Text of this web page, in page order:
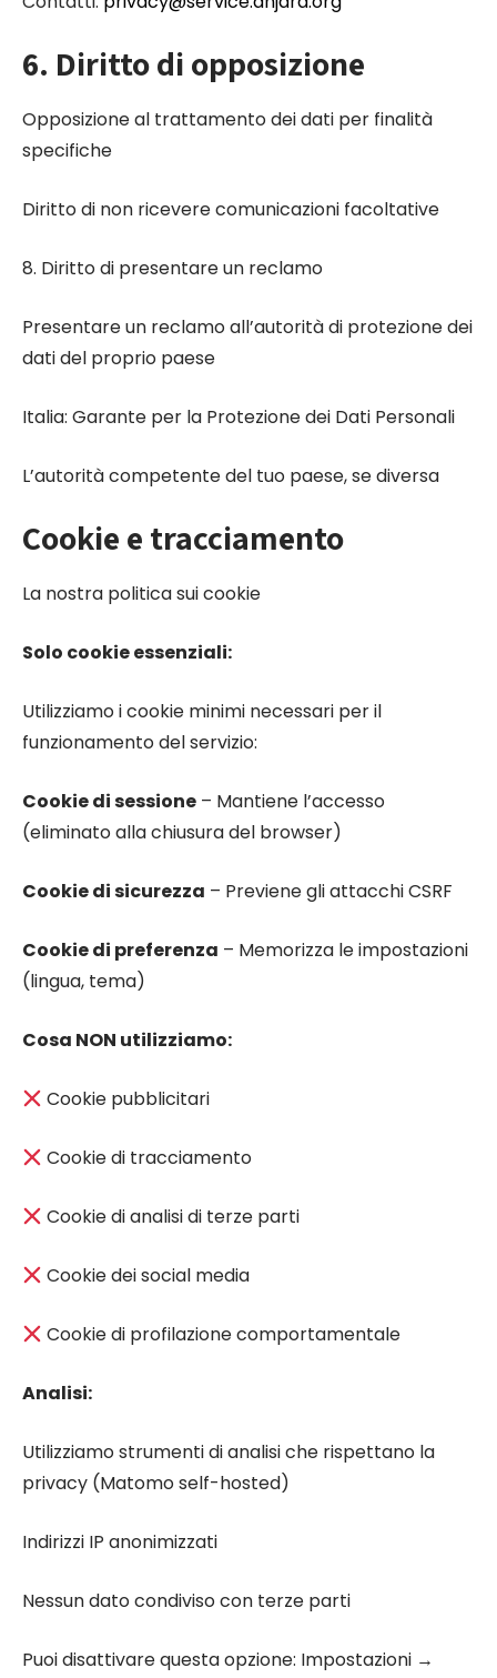
6. Diritto di opposizione
Opposizione al trattamento dei dati per finalità
specifiche
Diritto di non ricevere comunicazioni facoltative
8. Diritto di presentare un reclamo
Presentare un reclamo all’autorità di protezione dei
dati del proprio paese
Italia: Garante per la Protezione dei Dati Personali
L’autorità competente del tuo paese, se diversa
Cookie e tracciamento
La nostra politica sui cookie
Solo cookie essenziali:
Utilizziamo i cookie minimi necessari per il
funzionamento del servizio:
Cookie di sessione – Mantiene l’accesso
(eliminato alla chiusura del browser)
Cookie di sicurezza – Previene gli attacchi CSRF
Cookie di preferenza – Memorizza le impostazioni
(lingua, tema)
Cosa NON utilizziamo:
Cookie pubblicitari
Cookie di tracciamento
Cookie di analisi di terze parti
Cookie dei social media
Cookie di profilazione comportamentale
Analisi:
Utilizziamo strumenti di analisi che rispettano la
privacy (Matomo self-hosted)
Indirizzi IP anonimizzati
Nessun dato condiviso con terze parti
Puoi disattivare questa opzione: Impostazioni →